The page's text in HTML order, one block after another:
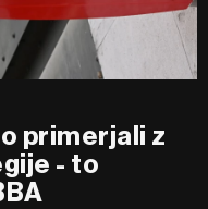
primerjali z
- to